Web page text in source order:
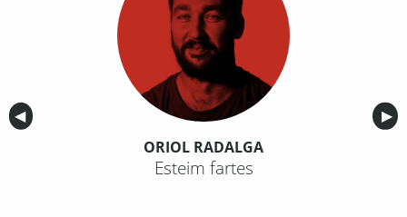
Anterior
◀︎ ▶︎
ORIOL RADALGA
Esteim fartes